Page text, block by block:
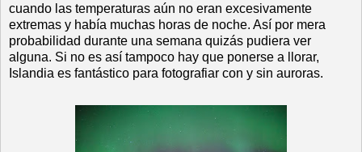
cuando las temperaturas aún no eran excesivamente
extremas y había muchas horas de noche. Así por mera
probabilidad durante una semana quizás pudiera ver
alguna. Si no es así tampoco hay que ponerse a llorar,
Islandia es fantástico para fotografiar con y sin auroras.